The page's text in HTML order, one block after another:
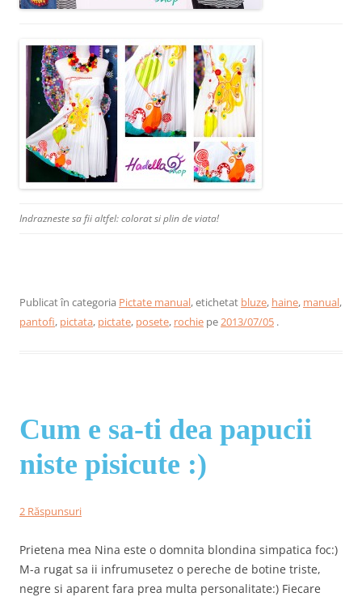
Indrazneste sa fii altfel: colorat si plin de viata!
Publicat în categoria Pictate manual, etichetat bluze, haine, manual,
pantofi, pictata, pictate, posete, rochie pe2013/07/05 .
Cum e sa-ti dea papucii
niste pisicute :)
2 Răspunsuri
Prietena mea Nina este o domnita blondina simpatica foc:)
M-a rugat sa ii infrumusetez o pereche de botine triste,
negre si aparent fara prea multa personalitate:) Fiecare